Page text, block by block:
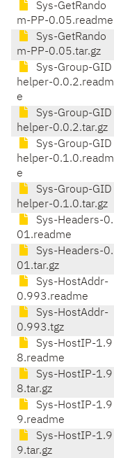
Sys-GetRando
m-PP-0.05.readme
Sys-GetRando
m-PP-0.05.tar.gz
Sys-Group-GID
helper-0.0.2.readm
e
Sys-Group-GID
helper-0.0.2.tar.gz
Sys-Group-GID
helper-0.1.0.readm
e
Sys-Group-GID
helper-0.1.0.tar.gz
Sys-Headers-0.
01.readme
Sys-Headers-0.
01.tar.gz
Sys-HostAddr-
0.993.readme
Sys-HostAddr-
0.993.tgz
Sys-HostIP-1.9
8.readme
Sys-HostIP-1.9
8.tar.gz
Sys-HostIP-1.9
9.readme
Sys-HostIP-1.9
9.tar.gz